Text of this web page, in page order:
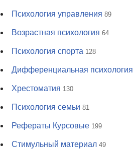
Психология управления 89
Возрастная психология 64
Психология спорта 128
Дифференциальная психология
Хрестоматия 130
Психология семьи 81
Рефераты Курсовые 199
Стимульный материал 49